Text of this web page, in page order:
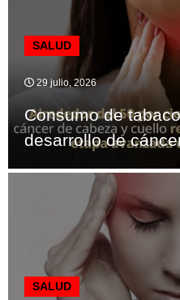
SALUD
29 julio, 2026
Consumo de
desarrollo de
SALUD